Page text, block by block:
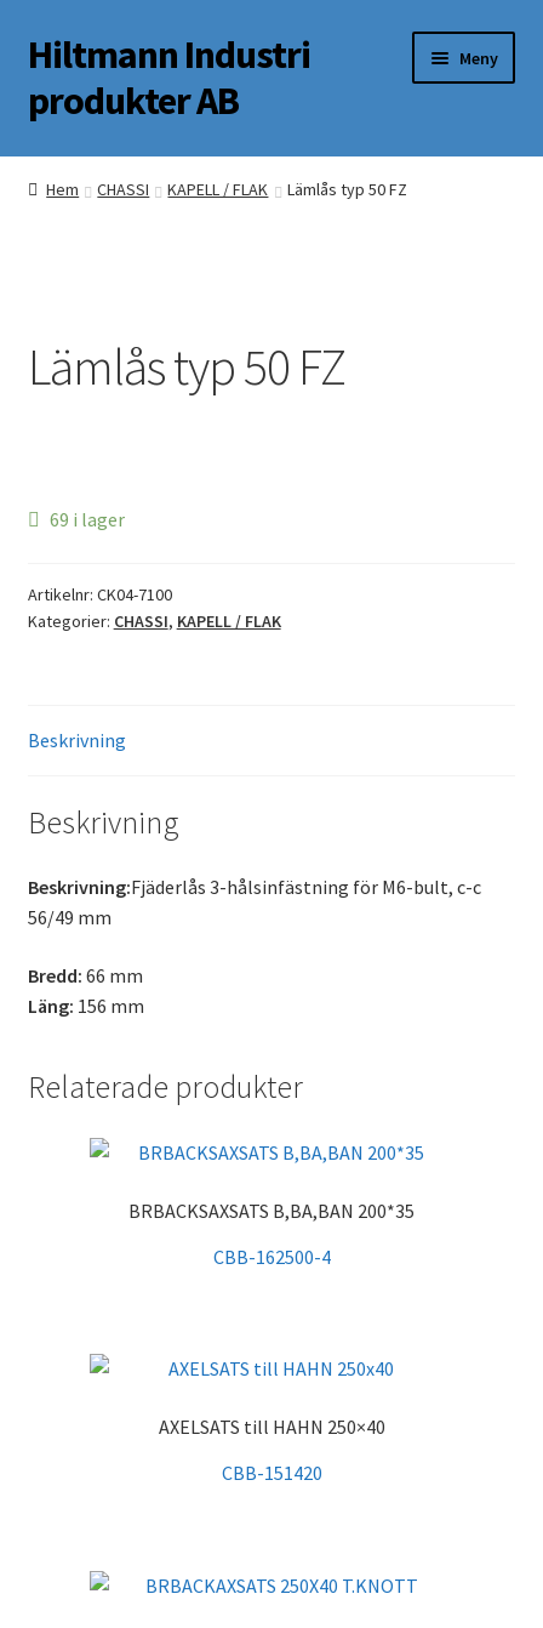
Hoppa
till
navigering
Hoppa
till
innehåll
Hiltmann Industri
produkter AB
Meny
Butik
Hem CHASSI KAPELL / FLAK Lämlås typ 50 FZ
Lämlås typ 50 FZ
69 i lager
Artikelnr: CK04-7100
Kategorier: CHASSI, KAPELL / FLAK
Beskrivning
Beskrivning
Beskrivning:Fjäderlås 3-hålsinfästning för M6-bult, c-c
56/49 mm
Bredd: 66 mm
Läng: 156 mm
Relaterade produkter
BRBACKSAXSATS B,BA,BAN 200*35
CBB-162500-4
AXELSATS till HAHN 250×40
CBB-151420